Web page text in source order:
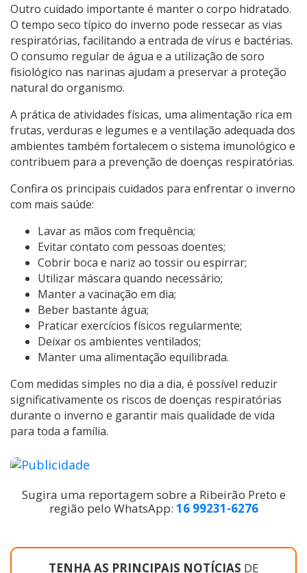
Outro cuidado importante é manter o corpo hidratado.
O tempo seco típico do inverno pode ressecar as vias
respiratórias, facilitando a entrada de vírus e bactérias.
O consumo regular de água e a utilização de soro
fisiológico nas narinas ajudam a preservar a proteção
natural do organismo.
A prática de atividades físicas, uma alimentação rica em
frutas, verduras e legumes e a ventilação adequada dos
ambientes também fortalecem o sistema imunológico e
contribuem para a prevenção de doenças respiratórias.
Confira os principais cuidados para enfrentar o inverno
com mais saúde:
Lavar as mãos com frequência;
Evitar contato com pessoas doentes;
Cobrir boca e nariz ao tossir ou espirrar;
Utilizar máscara quando necessário;
Manter a vacinação em dia;
Beber bastante água;
Praticar exercícios físicos regularmente;
Deixar os ambientes ventilados;
Manter uma alimentação equilibrada.
Com medidas simples no dia a dia, é possível reduzir
significativamente os riscos de doenças respiratórias
durante o inverno e garantir mais qualidade de vida
para toda a família.
Sugira uma reportagem sobre a Ribeirão Preto e
região pelo WhatsApp: 16 99231-6276
TENHA AS PRINCIPAIS NOTÍCIAS DE